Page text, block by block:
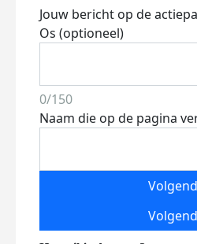
Jouw bericht op de
Os (optioneel)
0/150
Naam die op de pagina